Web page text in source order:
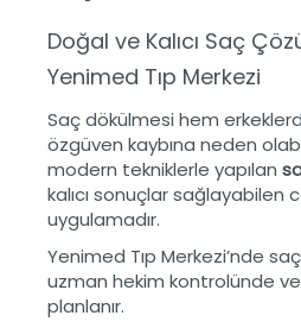
Doğal ve Kalıcı Saç
Yenimed Tıp Merkezi
Saç dökülmesi hem
özgüven kaybına neden
modern tekniklerle yapılan
kalıcı sonuçlar sağlayabilen
uygulamadır.
Yenimed Tıp Merkezi’nde
uzman hekim kontrolünde
planlanır.